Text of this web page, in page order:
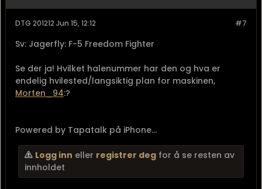
#7
DTG 201212 Jun 15, 12:12
Sv: Jagerfly: F-5 Freedom Fighter
Se der ja! Hvilket halenummer har den og hva er
endelig hvilested/langsiktig plan for maskinen,
Morten_94:?
Powered by Tapatalk på iPhone...
Logg inn eller registrer deg for å se resten av
innholdet